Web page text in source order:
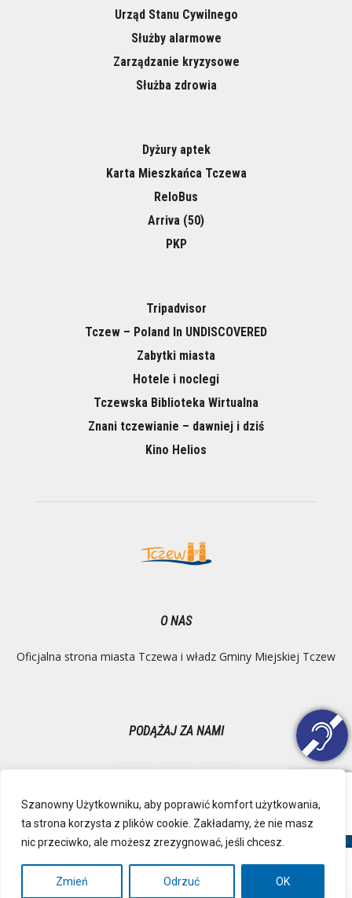
Szanowny Użytkowniku, aby poprawić komfort użytkowania,
ta strona korzysta z plików cookie. Zakładamy, że nie masz
nic przeciwko, ale możesz zrezygnować, jeśli chcesz.
Zmień Odrzuć OK
Urząd Stanu Cywilnego
Służby alarmowe
Zarządzanie kryzysowe
Służba zdrowia
Dyżury aptek
Karta Mieszkańca Tczewa
ReloBus
Arriva (50)
PKP
Tripadvisor
Tczew – Poland In UNDISCOVERED
Zabytki miasta
Hotele i noclegi
Tczewska Biblioteka Wirtualna
Znani tczewianie – dawniej i dziś
Kino Helios
O NAS
Oficjalna strona miasta Tczewa i władz Gminy Miejskiej Tczew
PODĄŻAJ ZA NAMI
Ochrona danych osobowych
Inspektor Danych Osobowych
Polityka Prywatności
Deklaracja dostępności
RSS
Kontakt